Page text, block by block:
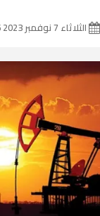
الثلاثاء 7 نوفمبر 2023 10:34:26